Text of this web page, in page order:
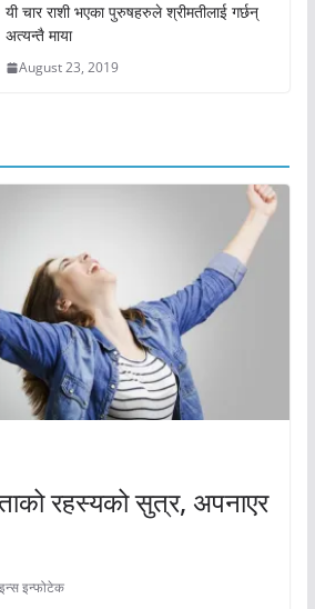
यी चार राशी भएका पुरुषहरुले श्रीमतीलाई गर्छन्
अत्यन्तै माया
August 23, 2019
रहस्यको सुत्र, अपनाएर
इन्फोटेक